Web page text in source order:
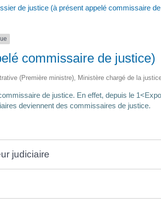
de justice (à présent appelé commissaire
commissaire de justice)
(Première ministre), Ministère chargé de la
de justice. En effet, depuis le
deviennent des commissaires de justice.
judiciaire